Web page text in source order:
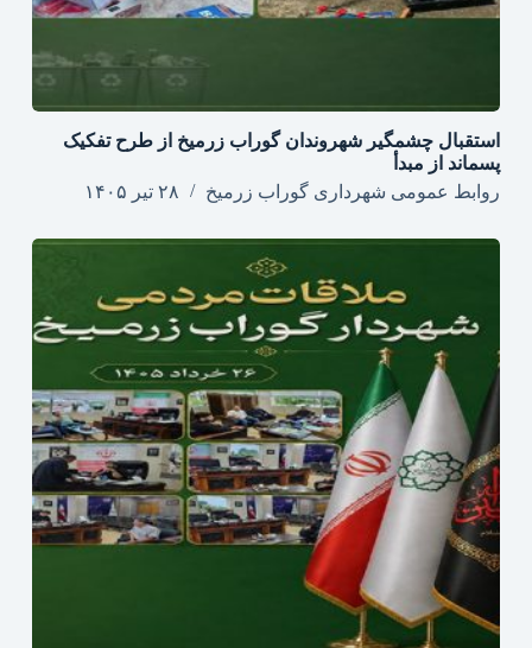
استقبال چشمگیر شهروندان گوراب زرمیخ از طرح تفکیک
پسماند از مبدأ
روابط عمومی شهرداری گوراب زرمیخ
۲۸ تیر ۱۴۰۵